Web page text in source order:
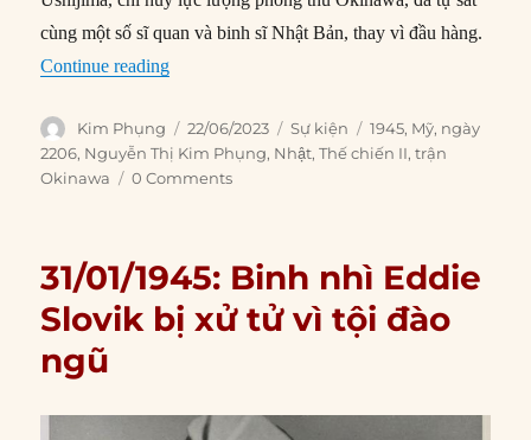
cùng một số sĩ quan và binh sĩ Nhật Bản, thay vì đầu hàng.
Continue reading“22/06/1945: Kết thúc trận Okinawa”
Author
Kim Phụng
Posted
on
22/06/2023 Categories
Sự kiện Tags
1945, Mỹ, ngày
2206, Nguyễn Thị Kim Phụng, Nhật,Thế chiến II,trận
Okinawa
0 Comments
31/01/1945: Binh nhì Eddie
Slovik bị xử tử vì tội đào
ngũ